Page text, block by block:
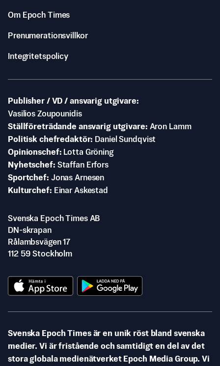
Om Epoch Times
Prenumerationsvillkor
Integritetspolicy
Publisher / VD / ansvarig utgivare
Vasilios Zoupounidis
Ställföreträdande ansvarig utgivare Aron Lamm
Politisk chefredaktör
Daniel Sundqvist
Opinionschef
Lotta Gröning
Nyhetschef Staffan Erfors
Sportchef Jonas Arnesen
Kulturchef
Einar Askestad
Svenska Epoch Times AB
DN-skrapan
Rålambsvägen 17
112 59 Stockholm
Svenska Epoch Times är en unik röst bland svenska
medier. Vi är fristående och samtidigt en del av det
stora globala medienätverket Epoch Media Group. Vi